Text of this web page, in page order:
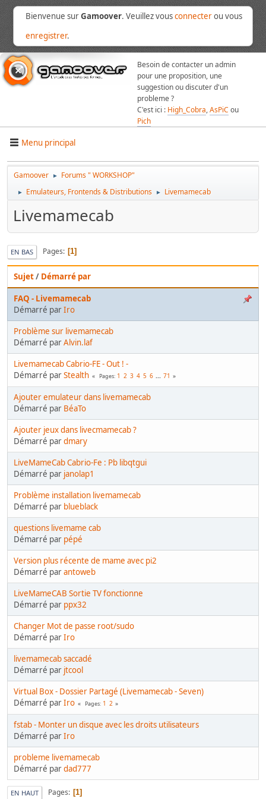
Bienvenue surGamoover. Veuillez vousconnecterou vous
enregistrer.
Besoin de contacter un admin
pour une proposition, une
suggestion ou discuter d'un
probleme ?
C'est ici : High_Cobra,AsPiC ou
Pich
Menu principal
Gamoover ► Forums " WORKSHOP"
► Emulateurs, Frontends & Distributions ► Livemamecab
Livemamecab
EN BAS Pages 1
Sujet/ Démarré par
FAQ - Livemamecab
Démarré parIro
Problème sur livemamecab
Démarré parAlvin.laf
Livemamecab Cabrio-FE - Out ! -
Démarré parStealth Pages 1 2 3 4 5 6 ... 71
Ajouter emulateur dans livemamecab
Démarré par BéaTo
Ajouter jeux dans livecmamecab ?
Démarré pardmary
LiveMameCab Cabrio-Fe : Pb libqtgui
Démarré par janolap1
Problème installation livemamecab
Démarré par blueblack
questions livemame cab
Démarré par pépé
Version plus récente de mame avec pi2
Démarré parantoweb
LiveMameCAB Sortie TV fonctionne
Démarré par ppx32
Changer Mot de passe root/sudo
Démarré parIro
livemamecab saccadé
Démarré par jtcool
Virtual Box - Dossier Partagé (Livemamecab - Seven)
Démarré parIro Pages 1 2
fstab - Monter un disque avec les droits utilisateurs
Démarré parIro
probleme livemamecab
Démarré pardad777
EN HAUT Pages 1